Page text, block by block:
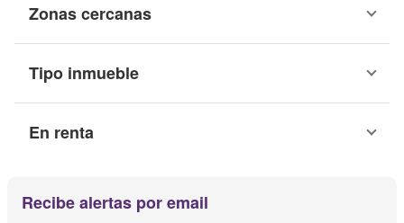
Zonas cercanas
Tipo inmueble
En renta
Recibe alertas por email